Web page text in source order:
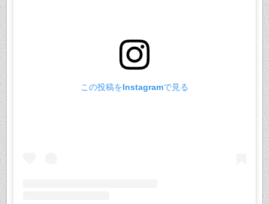
この投稿をInstagramで見る